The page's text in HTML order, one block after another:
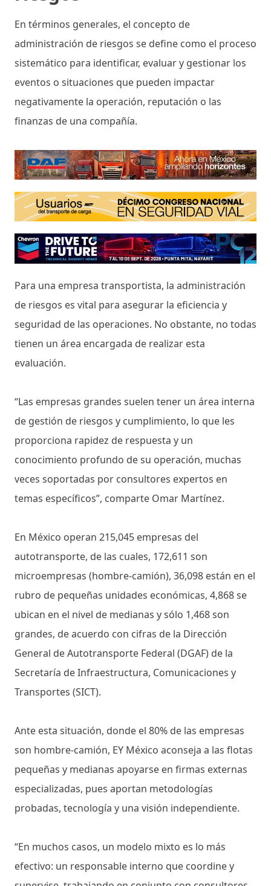
En términos generales, el concepto de
administración de riesgos se define como el proceso
sistemático para identificar, evaluar y gestionar los
eventos o situaciones que pueden impactar
negativamente la operación, reputación o las
finanzas de una compañía.
Para una empresa transportista, la administración
de riesgos es vital para asegurar la eficiencia y
seguridad de las operaciones. No obstante, no todas
tienen un área encargada de realizar esta
evaluación.
“Las empresas grandes suelen tener un área interna
de gestión de riesgos y cumplimiento, lo que les
proporciona rapidez de respuesta y un
conocimiento profundo de su operación, muchas
veces soportadas por consultores expertos en
temas específicos”, comparte Omar Martínez.
En México operan 215,045 empresas del
autotransporte, de las cuales, 172,611 son
microempresas (hombre-camión), 36,098 están en el
rubro de pequeñas unidades económicas, 4,868 se
ubican en el nivel de medianas y sólo 1,468 son
grandes, de acuerdo con cifras de la Dirección
General de Autotransporte Federal (DGAF) de la
Secretaría de Infraestructura, Comunicaciones y
Transportes (SICT).
Ante esta situación, donde el 80% de las empresas
son hombre-camión, EY México aconseja a las flotas
pequeñas y medianas apoyarse en firmas externas
especializadas, pues aportan metodologías
probadas, tecnología y una visión independiente.
“En muchos casos, un modelo mixto es lo más
efectivo: un responsable interno que coordine y